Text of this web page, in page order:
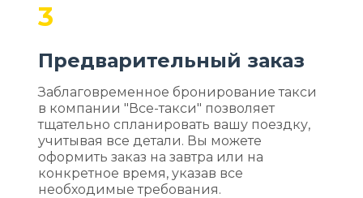
3
Предварительный заказ
Заблаговременное бронирование такси
в компании "Все-такси" позволяет
тщательно спланировать вашу поездку,
учитывая все детали. Вы можете
оформить заказ на завтра или на
конкретное время, указав все
необходимые требования.